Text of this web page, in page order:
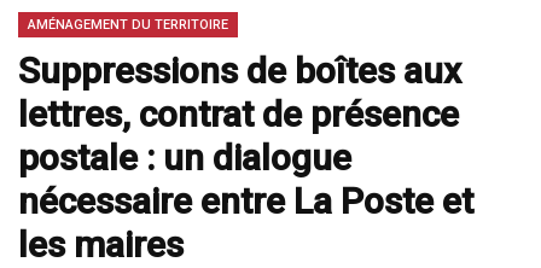
AMÉNAGEMENT DU TERRITOIRE
Suppressions de boîtes aux
lettres, contrat de présence
postale : un dialogue
nécessaire entre La Poste et
les maires